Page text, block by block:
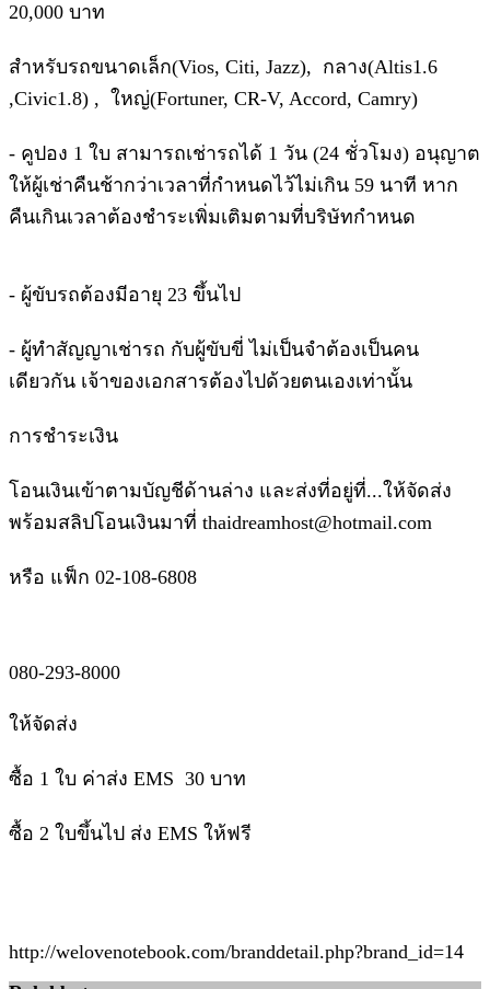
20,000 บาท
สำหรับรถขนาดเล็ก(Vios, Citi, Jazz), กลาง(Altis1.6
,Civic1.8) , ใหญ่(Fortuner, CR-V, Accord, Camry)
- คูปอง 1 ใบ สามารถเช่ารถได้ 1 วัน (24 ชั่วโมง) อนุญาต
ให้ผู้เช่าคืนช้ากว่าเวลาที่กำหนดไว้ไม่เกิน 59 นาที หาก
คืนเกินเวลาต้องชำระเพิ่มเติมตามที่บริษัทกำหนด
- ผู้ขับรถต้องมีอายุ 23 ขึ้นไป
- ผู้ทำสัญญาเช่ารถ กับผู้ขับขี่ ไม่เป็นจำต้องเป็นคน
เดียวกัน เจ้าของเอกสารต้องไปด้วยตนเองเท่านั้น
การชำระเงิน
โอนเงินเข้าตามบัญชีด้านล่าง และส่งที่อยู่ที่...ให้จัดส่ง
พร้อมสลิปโอนเงินมาที่ thaidreamhost@hotmail.com
หรือ แฟ็ก 02-108-6808
080-293-8000
ให้จัดส่ง
ซื้อ 1 ใบ ค่าส่ง EMS 30 บาท
ซื้อ 2 ใบขึ้นไป ส่ง EMS ให้ฟรี
http://welovenotebook.com/branddetail.php?brand_id=14